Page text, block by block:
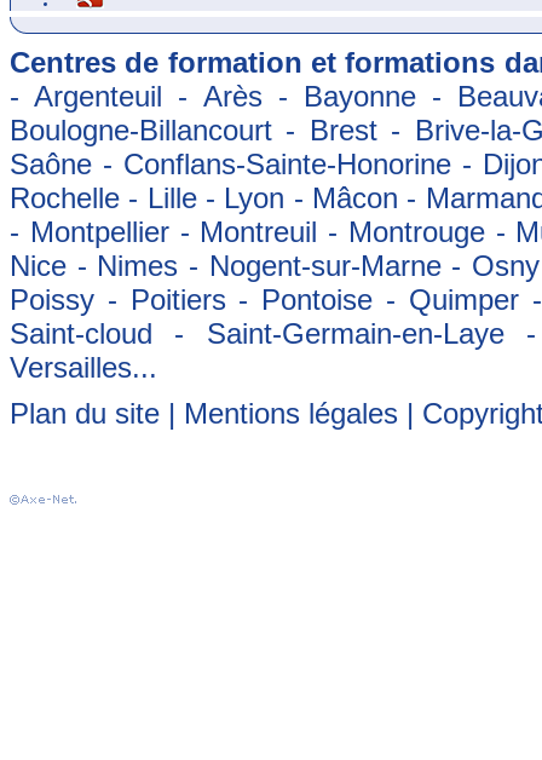
Centres de formation et formations
- Argenteuil - Arès - Bayonne -
Boulogne-Billancourt - Brest - Brive-
Saône - Conflans-Sainte-Honorine -
Rochelle - Lille - Lyon - Mâcon -
- Montpellier - Montreuil - Montrouge -
Nice - Nimes - Nogent-sur-Marne -
Poissy - Poitiers - Pontoise -
Saint-cloud - Saint-Germain-en-
Versailles...
Plan du site | Mentions légales |